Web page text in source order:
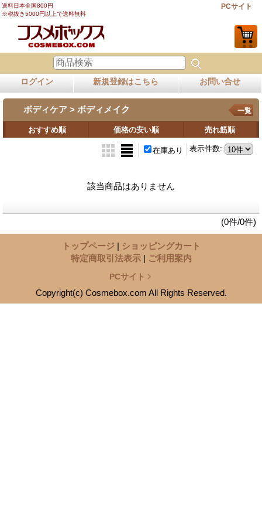
送料日本全国800円
※税抜き5000円以上で送料無料
PCサイト
ログイン 新規登録はこちら お問い合せ
ボディケア > ボディメイク 一覧
おすすめ順 価格の安い順 売れ筋順
表示件数:
在庫あり
該当商品はありません
(0件/0件)
トップページ | ショッピングカート
特定商取引法表示 | ご利用案内
PCサイト
Copyright(c) Cosmebox.com All Rights Reserved.